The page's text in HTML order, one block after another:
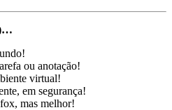
ou anotação!
virtual!
em segurança!
mas melhor!